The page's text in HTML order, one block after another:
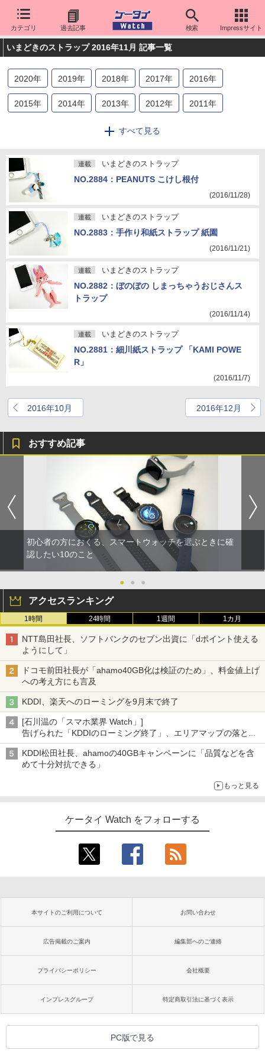
カテゴリ 過去記事 検索 Impressサイト
いまどきのストラップ 2016年11月 記事一覧
2020年 2019年 2018年 2017年 2016年
2015年 2014年 2013年 2012年 2011年
2008年 2007
2000年
すべて見る
連載 いまどきのストラップ
NO.2884：PEANUTS こけし根付
(2016/11/28)
連載 いまどきのストラップ
NO.2883：手作り和紙ストラップ 紙園
(2016/11/21)
連載 いまどきのストラップ
NO.2882：ぼのぼの しまっちゃうおじさんス
トラップ
(2016/11/14)
連載 いまどきのストラップ
NO.2881：細川紙ストラップ 「KAMI POWE
R」
(2016/11/7)
2016年10月 2016年12月
おすすめ記事
初心者の方におくる、スマートウォッチを選ぶときに確
認したい10のこと
● ● ●
アクセスランキング
1時間 24時間 1週間 1カ月
NTT島田社長、ソフトバンクのセブン出資に「dポイント使える
ようにして」
ドコモ前田社長が「ahamo40GB化は検証のため」、料金値上げ
への考え方にも言及
KDDI、楽天へのローミングを9月末で終了
[石川温の「スマホ業界 Watch」]
告げられた「KDDIのローミング終了」、エリアマップの落とし
穴と楽天モバイルの課題
KDDI松田社長、ahamoの40GBキャンペーンに「品質などを含
めて十分対抗できる」
もっと見る
ケータイ Watch をフォローする
本サイトのご利用について お問い合わせ
広告掲載のご案内 編集部へのご連絡
プライバシーポリシー 会社概要
インプレスグループ 特定商取引法に基づく表示
PC版で見る